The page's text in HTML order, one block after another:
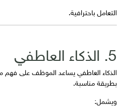
التعامل باحترافية.
5. الذكاء العاطفي
الذكاء العاطفي يساعد الموظف على فهم
بطريقة مناسبة.
ويشمل: